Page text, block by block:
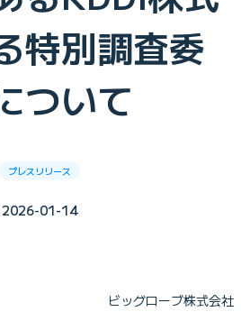
特別調査委
ついて
プレスリリース
2026-01-14
ビッグローブ株式会社